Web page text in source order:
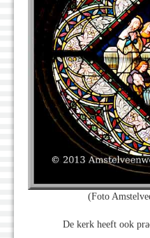
(Foto
De kerk heeft ook